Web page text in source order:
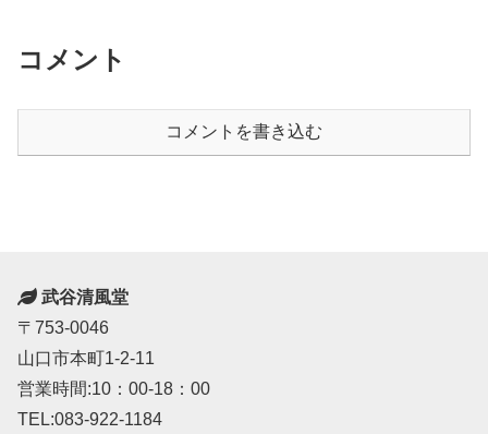
コメント
コメントを書き込む
武谷清風堂
〒753-0046
山口市本町1-2-11
営業時間:10：00-18：00
TEL:083-922-1184